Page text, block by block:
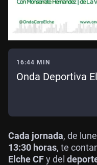
16:44 MIN
Onda Deportiva
Cada jornada, de
13:30 horas, te
Elche CFy del